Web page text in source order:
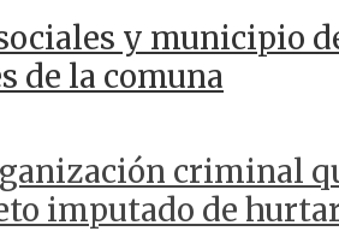
y municipio
de la comuna
criminal
imputado de